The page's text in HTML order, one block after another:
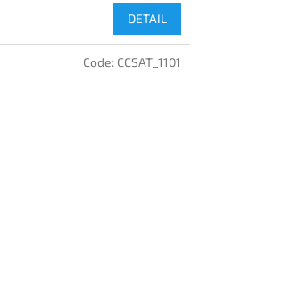
DETAIL
Code: CCSAT_1101